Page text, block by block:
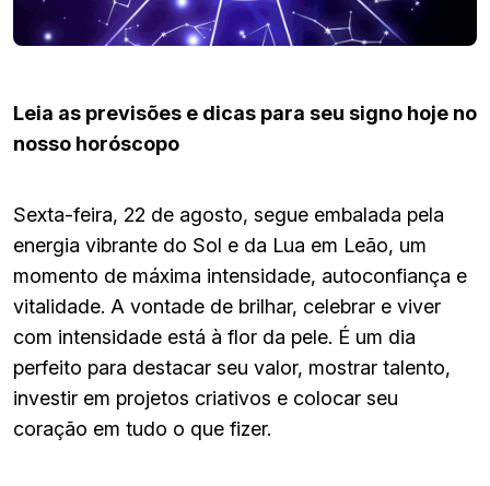
Leia as previsões e dicas para seu signo hoje no
nosso horóscopo
Sexta-feira, 22 de agosto, segue embalada pela
energia vibrante do Sol e da Lua em Leão, um
momento de máxima intensidade, autoconfiança e
vitalidade. A vontade de brilhar, celebrar e viver
com intensidade está à flor da pele. É um dia
perfeito para destacar seu valor, mostrar talento,
investir em projetos criativos e colocar seu
coração em tudo o que fizer.